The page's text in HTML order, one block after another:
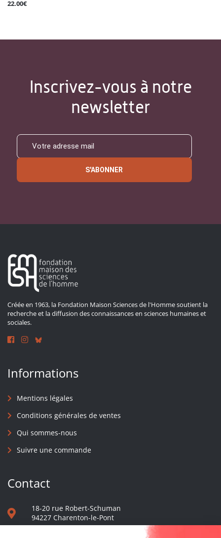
22.00€
Inscrivez-vous à notre
newsletter
S'ABONNER
Créée en 1963, la Fondation Maison Sciences de l'Homme soutient la
recherche et la diffusion des connaissances en sciences humaines et
sociales.
Informations
Mentions légales
Conditions générales de ventes
Qui sommes-nous
Suivre une commande
Contact
18-20 rue Robert-Schuman
94227 Charenton-le-Pont